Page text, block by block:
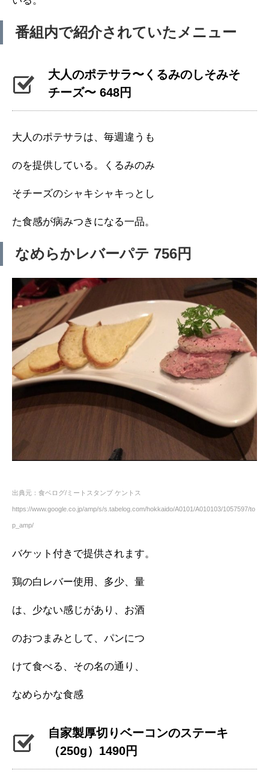
番組内で紹介されていたメニュー
大人のポテサラ〜くるみのしそみそ
チーズ〜 648円
大人のポテサラは、毎週違うも
のを提供している。くるみのみ
そチーズのシャキシャキっとし
た食感が病みつきになる一品。
なめらかレバーパテ 756円
出典元：食ベログ/ミートスタンプ ケントス
https://www.google.co.jp/amp/s/s.tabelog.com/hokkaido/A0101/A010103/1057597/to
p_amp/
バケット付きで提供されます。
鶏の白レバー使用、多少、量
は、少ない感じがあり、お酒
のおつまみとして、パンにつ
けて食べる、その名の通り、
なめらかな食感
自家製厚切りベーコンのステーキ
（250g）1490円